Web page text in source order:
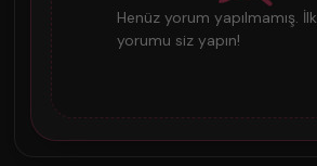
Henüz yorum yapılmamış. İlk
yorumu siz yapın!